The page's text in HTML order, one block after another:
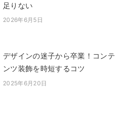
足りない
投稿日
2026年6月5日
デザインの迷子から卒業！コンテ
ンツ装飾を時短するコツ
投稿日
2025年6月20日